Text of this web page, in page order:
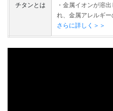
チタンとは
・金属イオンが溶
れ、金属アレルギー
さらに詳しく＞＞